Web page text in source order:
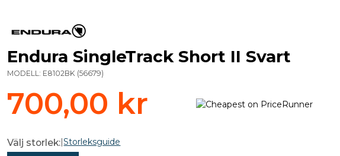
Endura SingleTrack Short II Svart
MODELL: E8102BK (56679)
700,00 kr
Välj storlek:|Storleksguide